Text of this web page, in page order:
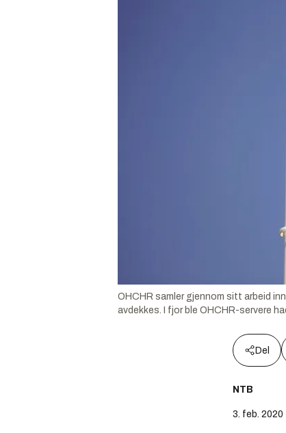
OHCHR samler gjennom sitt arbeid
avdekkes. I fjor ble OHCHR-servere
Del
NTB
3. feb. 2020